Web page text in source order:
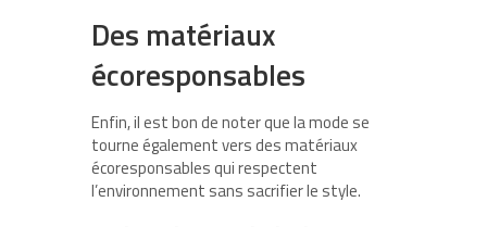
Des matériaux
écoresponsables
Enfin, il est bon de noter que la mode se
tourne également vers des matériaux
écoresponsables qui respectent
l’environnement sans sacrifier le style.